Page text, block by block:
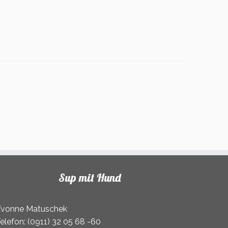
Sup mit Hund
Matuschek
(0911) 32 05 68 -60